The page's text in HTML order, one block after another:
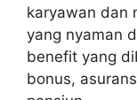
karyawan dan
yang nyaman
benefit yang
bonus,